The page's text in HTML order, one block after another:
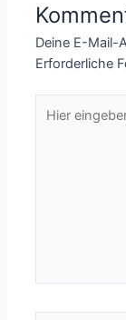
Deine E-Mail-
Erforderliche
eingeben…